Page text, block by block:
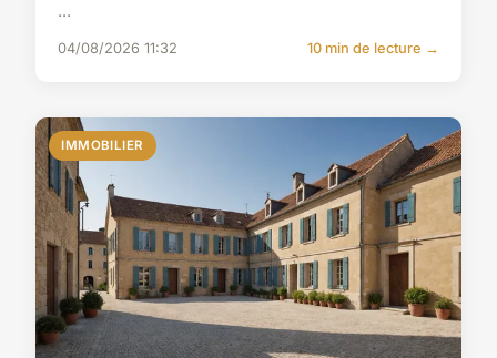
...
04/08/2026 11:32 10 min de lecture →
IMMOBILIER